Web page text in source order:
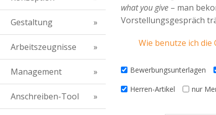
Gestaltung
Arbeitszeugnisse
Management
Anschreiben-Tool
what you give – man
Vorstellungsgespräch
Wie benutze ich die
Bewerbungsunterlagen
Herren-Artikel
nur